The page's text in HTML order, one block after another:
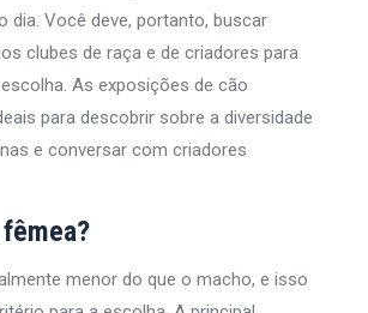
dia. Você deve, portanto, buscar
clubes de raça e de criadores para
As exposições de cão
para descobrir sobre a diversidade
e conversar com criadores
menor do que o macho, e isso